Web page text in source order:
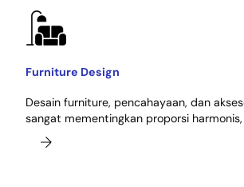
Furniture Design
Desain furniture, pencahayaan, dan
sangat mementingkan proporsi